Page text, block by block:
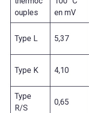
ouples
en mV
Type L 5,37
Type K 4,10
Type
R/S
0,65